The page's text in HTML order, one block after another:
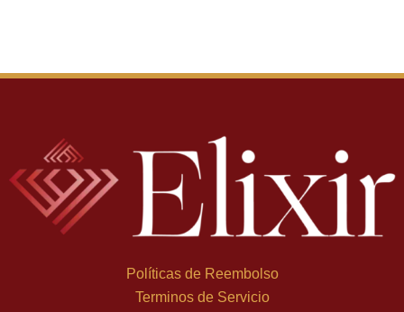
Políticas de Reembolso
Terminos de Servicio